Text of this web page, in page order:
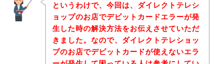
というわけで、今回は、ダイレクトテレシ
ョップのお店でデビットカードエラーが発
生した時の解決方法をお伝えさせていただ
きました。なので、ダイレクトテレショッ
プのお店でデビットカードが使えないエラ